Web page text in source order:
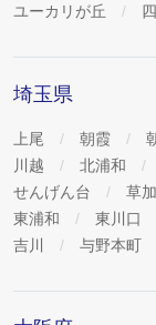
ユーカリが丘
埼玉県
上尾 朝霞
川越
北浦和
せんげん台
草加
東浦和
東川口
吉川
与野本町